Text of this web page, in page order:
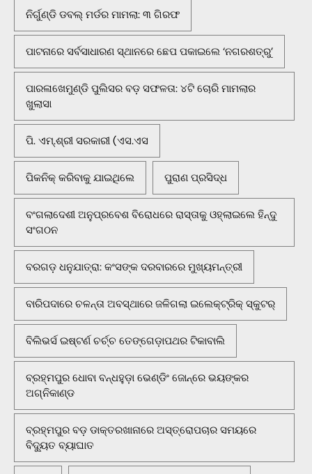
ନିର୍ଗୁଣ୍ଡି ଡବଲ୍ ମର୍ଡର ମାମଲା: ୩ ଗିରଫ
ପାଟନାରେ ସର୍ବସାଧାରଣ ସ୍ଥାନରେ ଛେପ ପକାଇଲେ ‘ନଗରଶତ୍ରୁ’
ପାରଳାଖେମୁଣ୍ଡି ପୁଲିସର ବଡ଼ ସଫଳତା: ୪ଟି ଚୋରି ମାମଲାର
ଖୁଲାସା
ପି. ଏମ୍.ଶ୍ରୀ ସରକାରୀ (ଏସ.ଏସ
ପିକନିକ୍‌ କରିବାକୁ ଯାଇଥିଲେ ପୁରାଣ ପ୍ରସିଦ୍ଧ
ବଂଗଲାଦେଶୀ ଅନୁପ୍ରବେଶ ବିରୋଧରେ ରାସ୍ତାକୁ ଓହ୍ଲାଇଲେ ହିନ୍ଦୁ
ସଂଗଠନ
ବରଗଡ଼ ଧନୁଯାତ୍ରା: କଂସଙ୍କ ଦରବାରରେ ମୁଖ୍ୟମନ୍ତ୍ରୀ
ବାରିପଦାରେ ଚଳନ୍ତା ଅବସ୍ଥାରେ ଜଳିଗଲା ଇଲେକ୍ଟ୍ରିକ୍ ସ୍କୁଟର୍
ବିଲିଭର୍ସ ଇଷ୍ଟର୍ଣ ଚର୍ଚ୍ଚ ତେଙ୍ଗେଡ଼ାପଥର ଟିକାବାଲି
ବ୍ରହ୍ମପୁର ଧୋବା ବନ୍ଧହୁଡ଼ା ଭେଣ୍ଡିଂ ଜୋନ୍‌ରେ ଭୟଙ୍କର
ଅଗ୍ନିକାଣ୍ଡ
ବ୍ରହ୍ମପୁର ବଡ଼ ଡାକ୍ତରଖାନାରେ ଅସ୍ତ୍ରୋପଚାର ସମୟରେ
ବିଦ୍ୟୁତ ବ୍ୟାଘାତ